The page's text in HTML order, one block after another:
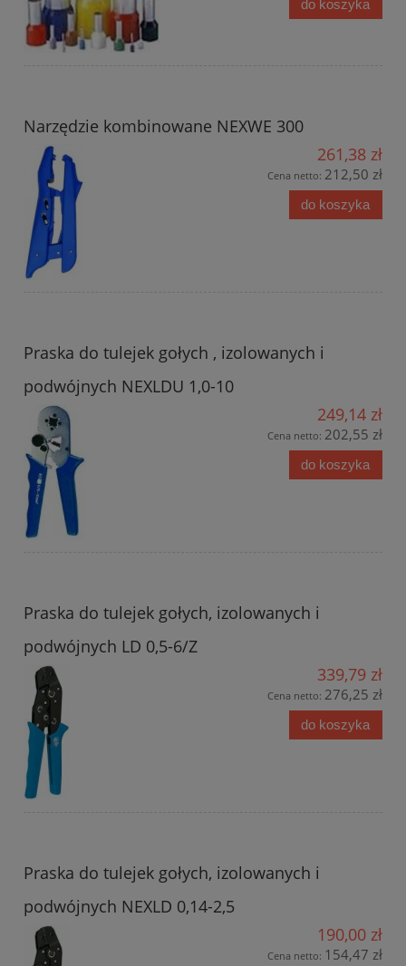
do koszyka
Narzędzie kombinowane NEXWE 300
261,38 zł
Cena netto: 212,50 zł
do koszyka
Praska do tulejek gołych , izolowanych i
podwójnych NEXLDU 1,0-10
249,14 zł
Cena netto: 202,55 zł
do koszyka
Praska do tulejek gołych, izolowanych i
podwójnych LD 0,5-6/Z
339,79 zł
Cena netto: 276,25 zł
do koszyka
Praska do tulejek gołych, izolowanych i
podwójnych NEXLD 0,14-2,5
190,00 zł
Cena netto: 154,47 zł